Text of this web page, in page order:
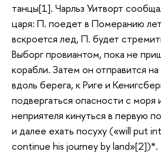
танцы[1]. Чарльз Уитворт
царя: П. поедет в Померанию
вскроется лед, П. будет
Выборг провиантом, пока не
корабли. Затем он отправится
вдоль берега, к Риге и
подвергаться опасности с моря
неприятеля кинуться в первую
и далее ехать посуху («will put
continue his journey by land»[2])*.